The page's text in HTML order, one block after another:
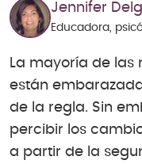
Jennifer
Educadora,
La mayoría de las
están
de la regla. Sin
percibir los
a partir de la